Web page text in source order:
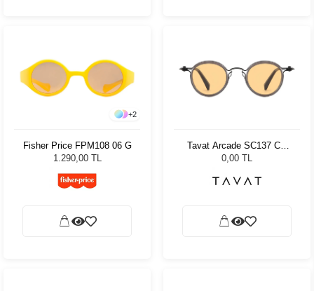
+2
Fisher Price FPM108 06 G
1.290,00 TL
Tavat Arcade SC137 Col
BSL-SO
0,00 TL